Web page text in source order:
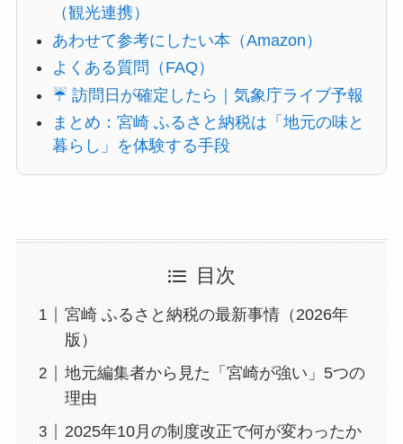
（観光連携）
あわせて参考にしたい本（Amazon）
よくある質問（FAQ）
☔ 訪問日が確定したら｜気象庁ライブ予報
まとめ：宮崎 ふるさと納税は「地元の味と
暮らし」を体験する手段
目次
宮崎 ふるさと納税の最新事情（2026年
版）
地元編集者から見た「宮崎が強い」5つの
理由
2025年10月の制度改正で何が変わったか